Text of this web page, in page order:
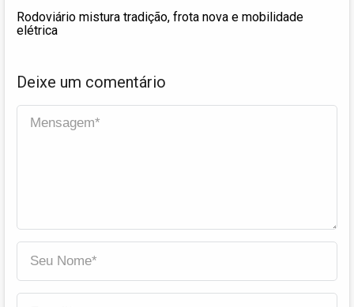
Rodoviário mistura tradição, frota nova e mobilidade
elétrica
Deixe um comentário